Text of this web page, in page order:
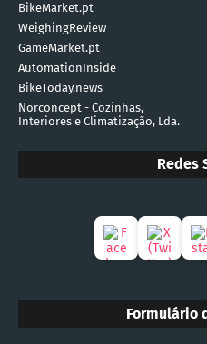
BikeMarket.pt
WeighingReview
GameMarket.pt
AutomationInside
BikeToday.news
Norconcept - Cozinhas,
Interiores e Climatização, Lda.
Redes
Formulário